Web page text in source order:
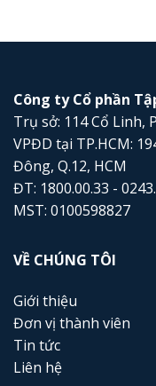
Công ty Cổ phần
Trụ sở: 114 Cổ Linh,
VPĐD tại TP.HCM:
Đông, Q.12, HCM
ĐT: 1800.00.33 -
MST: 0100598827
VỀ CHÚNG TÔI
Giới thiệu
Đơn vị thành viên
Tin tức
Liên hệ